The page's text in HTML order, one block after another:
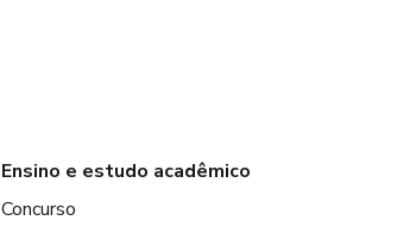
Ensino e estudo acadêmico
Concurso